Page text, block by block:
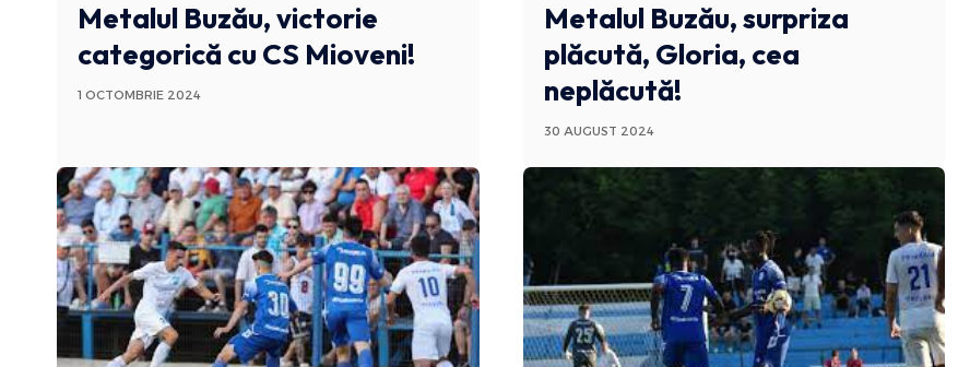
Metalul Buzău, victorie
categorică cu CS Mioveni!
1 OCTOMBRIE 2024
Metalul Buzău, surpriza
plăcută, Gloria, cea
neplăcută!
30 AUGUST 2024